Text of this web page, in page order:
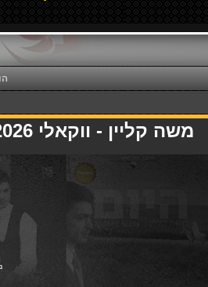
משה קליין - ווקאלי 2026 - מיני אלבום - 01.05.26